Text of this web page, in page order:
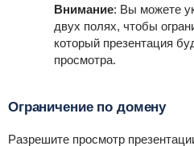
Внимание: Вы можете
двух полях, чтобы
который презентация
просмотра.
Ограничение по домену
Разрешите просмотр